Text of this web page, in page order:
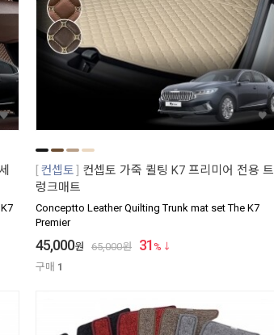
컨셉토
컨셉토 가죽 퀼팅 K7 프리미어 전용 트
렁크매트
Conceptto Leather Quilting Trunk mat set The K7
Premier
45,000원 65,000원 31 %
구매 1